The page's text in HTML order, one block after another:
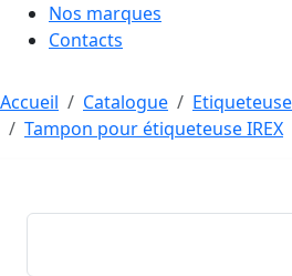
Nos marques
Contacts
Accueil Catalogue
Tampon pour étiqueteuse IREX